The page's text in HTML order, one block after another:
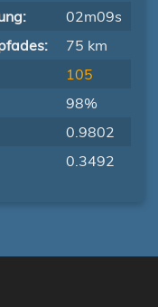
02m09s
75 km
105
98%
0.9802
0.3492